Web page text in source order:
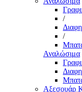
/
/
Αναλώσιμα
Αξεσουάρ